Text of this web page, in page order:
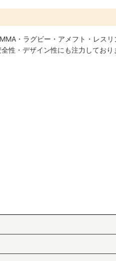
絞り込む
・ラグビー・アメフト・レス
・デザイン性にも注力してお